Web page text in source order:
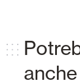
anche